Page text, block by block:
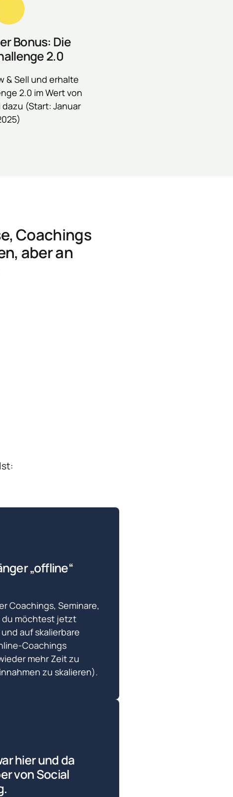
Bonus: Die
2.0
& Sell und erhalte
2.0 im Wert von
(Start: Januar
Coachings
aber an
„offline“
Coachings, Seminare,
du möchtest jetzt
auf skalierbare
Coachings
mehr Zeit zu
zu skalieren).
hier und da
von Social